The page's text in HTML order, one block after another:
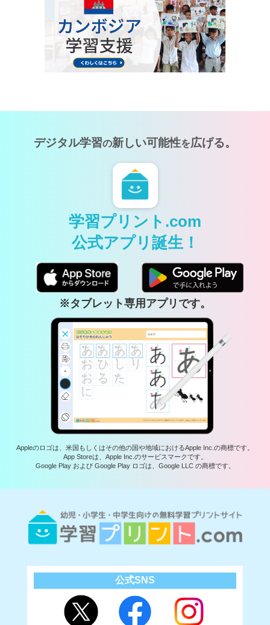
デジタル学習の新しい可能性を広げる。
学習プリント.com
公式アプリ誕生！
※タブレット専用アプリです。
Appleのロゴは、米国もしくはその他の国や地域におけるApple Inc.の商標です。
App Storeは、Apple Inc.のサービスマークです。
Google Play および Google Play ロゴは、Google LLC の商標です。
公式SNS